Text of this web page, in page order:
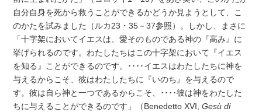
自分自身を死から救うことができるかどうか見ようとして、こ
のかたを試みました（ルカ23・35－37参照）。しかし、まさに
「十字架においてイエスは、愛そのものである神の『高み』に
挙げられるのです。わたしたちはこの十字架において『イエス
を知る』ことができるのです。････イエスはわたしたちに神を
与えるからこそ、彼はわたしたちに『いのち』を与えるので
す。彼は自ら神と一つであるからこそ、････彼は神をわたした
ちに与えることができるのです」（Benedetto XVI,Gesù di